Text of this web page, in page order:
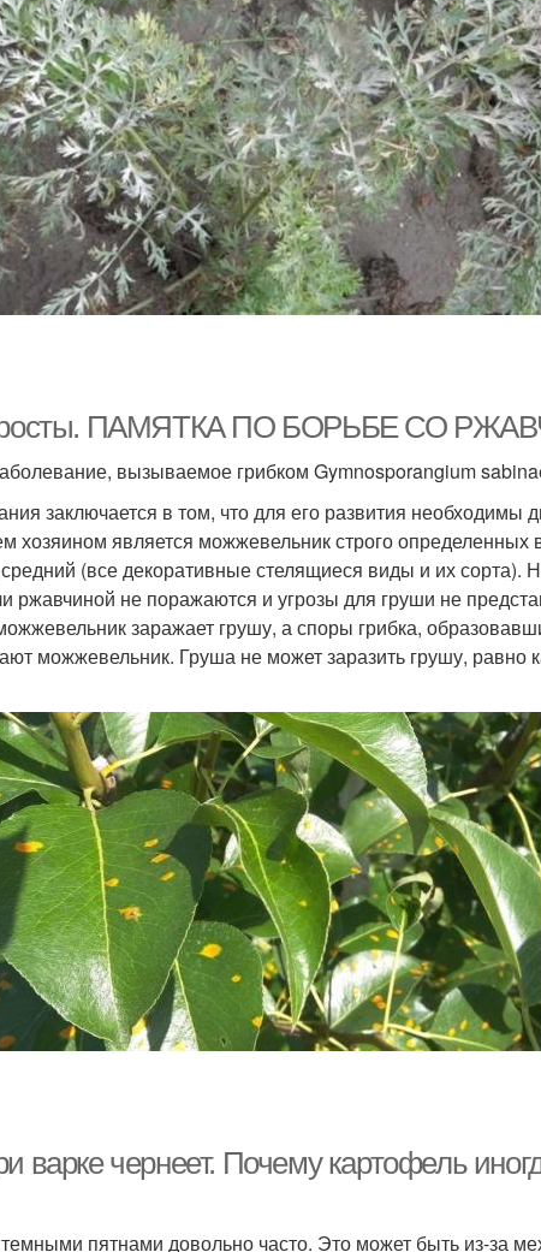
ПАМЯТКА ПО БОРЬБЕ СО
вызываемое грибком Gymnosporangium
заключается в том, что для его развития необходимы
хозяином является можжевельник строго определенных
(все декоративные стелящиеся виды и их сорта).
ржавчиной не поражаются и угрозы для груши не
заражает грушу, а споры грибка,
можжевельник. Груша не может заразить грушу, равно
варке чернеет. Почему картофель
пятнами довольно часто. Это может быть из-за